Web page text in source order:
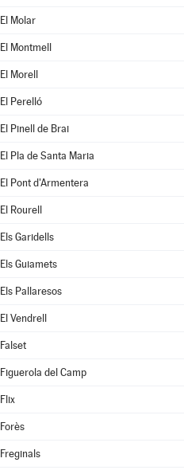
El Molar
El Montmell
El Morell
El Perelló
El Pinell de Brai
El Pla de Santa Maria
El Pont d'Armentera
El Rourell
Els Garidells
Els Guiamets
Els Pallaresos
El Vendrell
Falset
Figuerola del Camp
Flix
Forès
Freginals